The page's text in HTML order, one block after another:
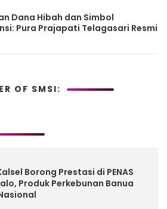
Dana Hibah dan Simbol
Pura Prajapati Telagasari Resmi
OF SMSI:
Borong Prestasi di PENAS
Produk Perkebunan Banua